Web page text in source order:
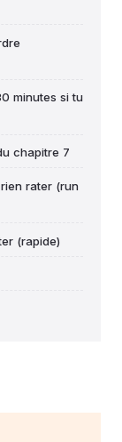
minutes si tu
chapitre 7
rater (run
(rapide)